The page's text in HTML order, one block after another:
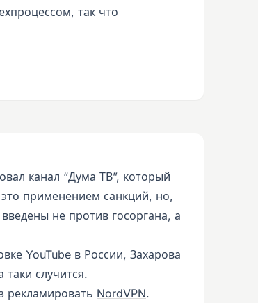
так что
канал “Дума ТВ”, который
применением санкций, но,
не против госоргана, а
YouTube в России, Захарова
случится.
рекламировать NordVPN.